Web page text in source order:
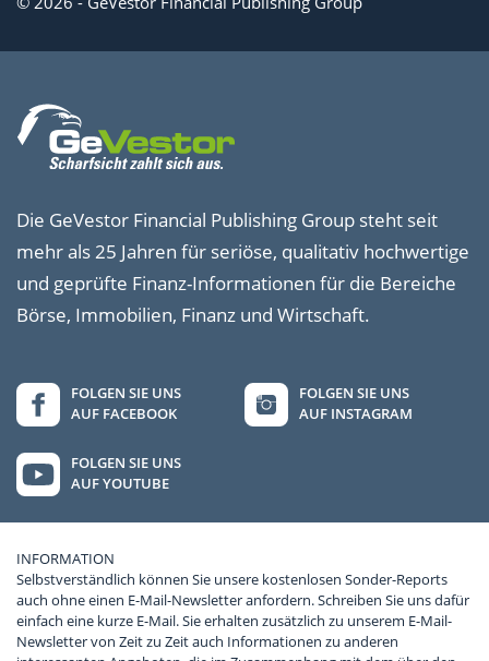
Die GeVestor Financial Publishing Group steht seit
mehr als 25 Jahren für seriöse, qualitativ hochwertige
und geprüfte Finanz-Informationen für die Bereiche
Börse, Immobilien, Finanz und Wirtschaft.
FOLGEN SIE UNS
AUF FACEBOOK
FOLGEN SIE UNS
AUF INSTAGRAM
FOLGEN SIE UNS
AUF YOUTUBE
INFORMATION
Selbstverständlich können Sie unsere kostenlosen Sonder-Reports
auch ohne einen E-Mail-Newsletter anfordern. Schreiben Sie uns dafür
einfach eine kurze E-Mail. Sie erhalten zusätzlich zu unserem E-Mail-
Newsletter von Zeit zu Zeit auch Informationen zu anderen